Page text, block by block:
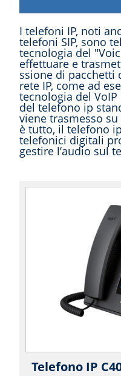
I telefoni IP, noti
telefoni SIP, sono
tecnologia del
effettuare e
ssione di pacchetti
rete IP, come ad
tecnologia del
del telefono ip
viene trasmesso
è tutto, il telefono
telefonici digitali
gestire l’audio sul
Telefono IP